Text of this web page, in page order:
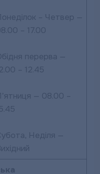
– Четвер —
– 17.00
перерва —
– 12.45
— 08.00 –
Неділя —